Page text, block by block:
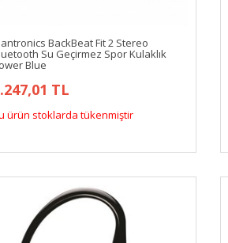
BackBeat Fit 2 Stereo
Su Geçirmez Spor Kulaklık
Blue
TL
ürün stoklarda tükenmiştir